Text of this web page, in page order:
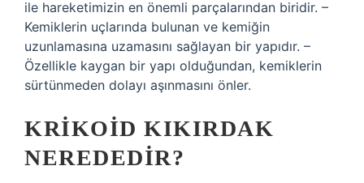
ile hareketimizin en önemli parçalarından biridir. –
Kemiklerin uçlarında bulunan ve kemiğin
uzunlamasına uzamasını sağlayan bir yapıdır. –
Özellikle kaygan bir yapı olduğundan, kemiklerin
sürtünmeden dolayı aşınmasını önler.
KRIKOID KIKIRDAK
NEREDEDIR?